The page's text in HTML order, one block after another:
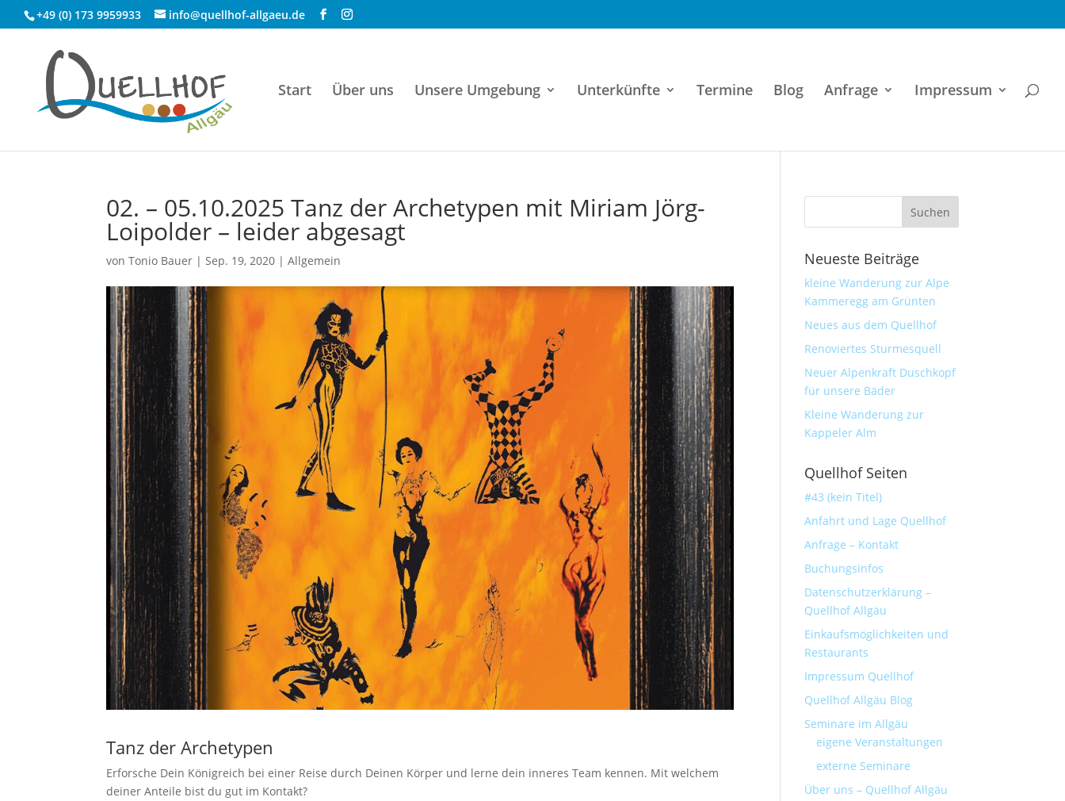
+49 (0) 173 9959933 info@quellhof-allgaeu.de
Start Über uns Unsere Umgebung Unterkünfte Termine Blog Anfrage Impressum
02. – 05.10.2025 Tanz der Archetypen mit Miriam Jörg-
Loipolder – leider abgesagt
vonTonio Bauer |Sep. 19, 2020 |Allgemein
Tanz der Archetypen
Erforsche Dein Königreich bei einer Reise durch Deinen Körper und lerne dein inneres Team kennen. Mit welchem
deiner Anteile bist du gut im Kontakt?
Neueste Beiträge
kleine Wanderung zur Alpe
Kammeregg am Grünten
Neues aus dem Quellhof
Renoviertes Sturmesquell
Neuer Alpenkraft Duschkopf
für unsere Bäder
Kleine Wanderung zur
Kappeler Alm
Quellhof Seiten
#43 (kein Titel)
Anfahrt und Lage Quellhof
Anfrage – Kontakt
Buchungsinfos
Datenschutzerklärung –
Quellhof Allgäu
Einkaufsmöglichkeiten und
Restaurants
Impressum Quellhof
Quellhof Allgäu Blog
Seminare im Allgäu
eigene Veranstaltungen
externe Seminare
Über uns – Quellhof Allgäu